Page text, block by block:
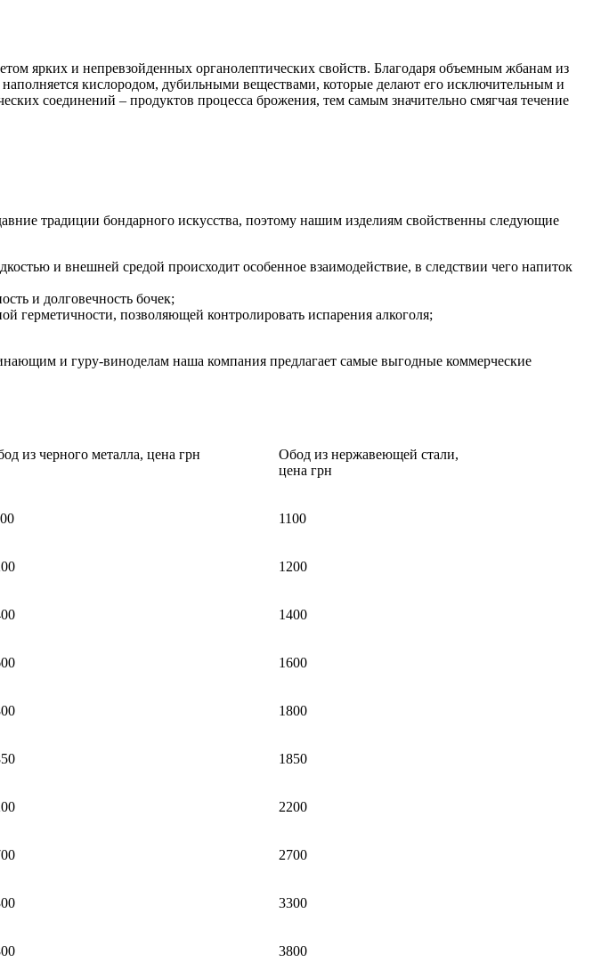
ярких и непревзойденных органолептических свойств. Благодаря объемным жбанам из
кислородом, дубильными веществами, которые делают его исключительным и
соединений – продуктов процесса брожения, тем самым значительно смягчая течение
традиции бондарного искусства, поэтому нашим изделиям свойственны следующие
и внешней средой происходит особенное взаимодействие, в следствии чего напиток
и долговечность бочек;
герметичности, позволяющей контролировать испарения алкоголя;
и гуру-виноделам наша компания предлагает самые выгодные коммерческие
из черного металла, цена грн
Обод из нержавеющей стали,
цена грн
1100
1200
1400
1600
1800
1850
2200
2700
3300
3800